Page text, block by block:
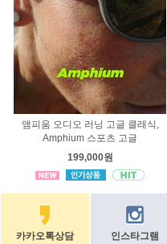
앰피움 오디오 러닝 고글 클래식,
Amphium 스포츠 고글
199,000원
카카오톡상담 인스타그램